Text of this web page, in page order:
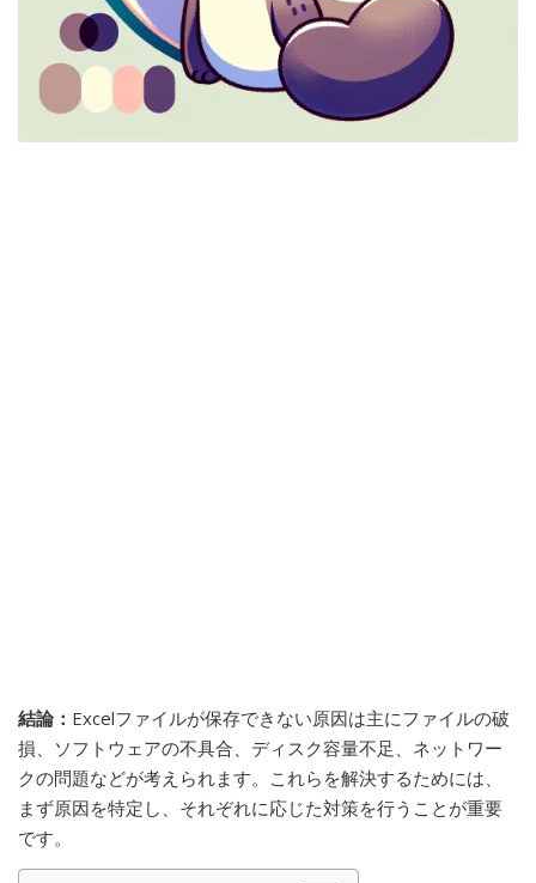
結論： Excelファイルが保存できない原因は主にファイルの破
損、ソフトウェアの不具合、ディスク容量不足、ネットワー
クの問題などが考えられます。これらを解決するためには、
まず原因を特定し、それぞれに応じた対策を行うことが重要
です。